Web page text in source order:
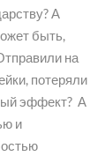
А
быть,
на
потеряли
эффект? А
и